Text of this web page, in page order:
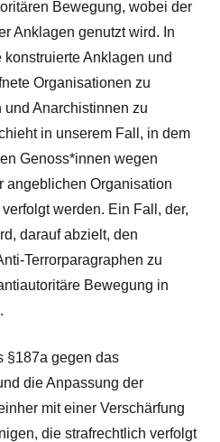
Bewegung, wobei der
Anklagen genutzt wird. In
Anklagen und
Organisationen zu
und Anarchistinnen zu
in unserem Fall, in dem
Genoss*innen wegen
angeblichen Organisation
werden. Ein Fall, der,
darauf abzielt, den
Terrorparagraphen zu
Bewegung in
§187a gegen das
die Anpassung der
mit einer Verschärfung
die strafrechtlich verfolgt